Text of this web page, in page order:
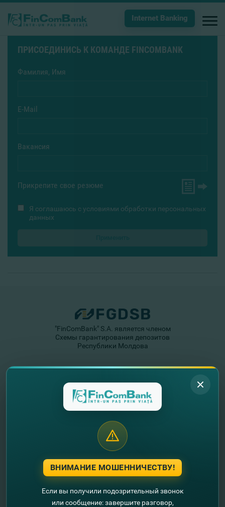
Internet Banking
ПРИСОЕДИНИСЬ К КОМАНДЕ FINCOMBANK
Фамилия, Имя
E-Mail
Вакансия
Прикрепите свое резюме
Я соглашаюсь с условиями обработки персональных
данных
"FinComBank" S.A. является членом
Схемы гарантирования депозитов
Республики Молдова
ВНИМАНИЕ МОШЕННИЧЕСТВУ!
Если вы получили подозрительный звонок
или сообщение: завершите разговор,